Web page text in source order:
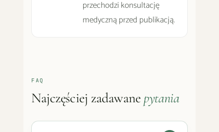
przechodzi konsultację
medyczną przed publikacją.
FAQ
Najczęściej zadawane pytania